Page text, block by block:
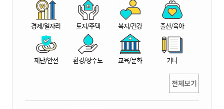
산
경제/일자리 토지/주택 복지/건강 출산/육아
재난/안전 환경/상수도 교육/문화 기타
전체보기